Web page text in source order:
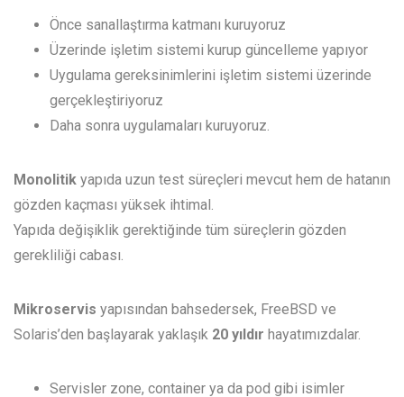
Önce sanallaştırma katmanı kuruyoruz
Üzerinde işletim sistemi kurup güncelleme yapıyor
Uygulama gereksinimlerini işletim sistemi üzerinde
gerçekleştiriyoruz
Daha sonra uygulamaları kuruyoruz.
Monolitik yapıda uzun test süreçleri mevcut hem de hatanın
gözden kaçması yüksek ihtimal.
Yapıda değişiklik gerektiğinde tüm süreçlerin gözden
gerekliliği cabası.
Mikroservis yapısından bahsedersek, FreeBSD ve
Solaris’den başlayarak yaklaşık 20 yıldır hayatımızdalar.
Servisler zone, container ya da pod gibi isimler